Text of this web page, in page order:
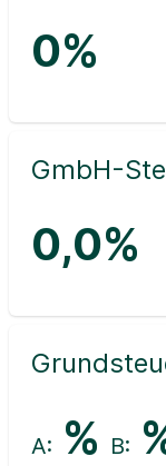
0%
GmbH-
0,0%
A: % B: